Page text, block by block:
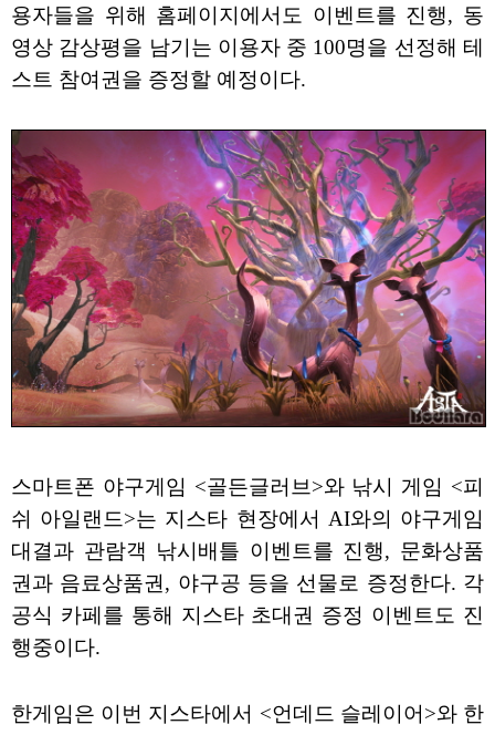
용자들을 위해 홈페이지에서도 이벤트를 진행, 동
영상 감상평을 남기는 이용자 중 100명을 선정해 테
스트 참여권을 증정할 예정이다.
스마트폰 야구게임 <골든글러브>와 낚시 게임 <피
쉬 아일랜드>는 지스타 현장에서 AI와의 야구게임
대결과 관람객 낚시배틀 이벤트를 진행, 문화상품
권과 음료상품권, 야구공 등을 선물로 증정한다. 각
공식 카페를 통해 지스타 초대권 증정 이벤트도 진
행중이다.
한게임은 이번 지스타에서 <언데드 슬레이어>와 한